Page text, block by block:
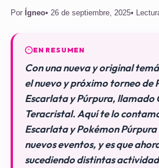
Por Ígneo• 26 de septiembre, 2025•
EN RESUMEN
Con una nueva y original
el nuevo y próximo torneo de
Escarlata y Púrpura, llamado
Teracristal. Aquí te lo
Escarlata y Pokémon
nuevos eventos, y es que
sucediendo distintas